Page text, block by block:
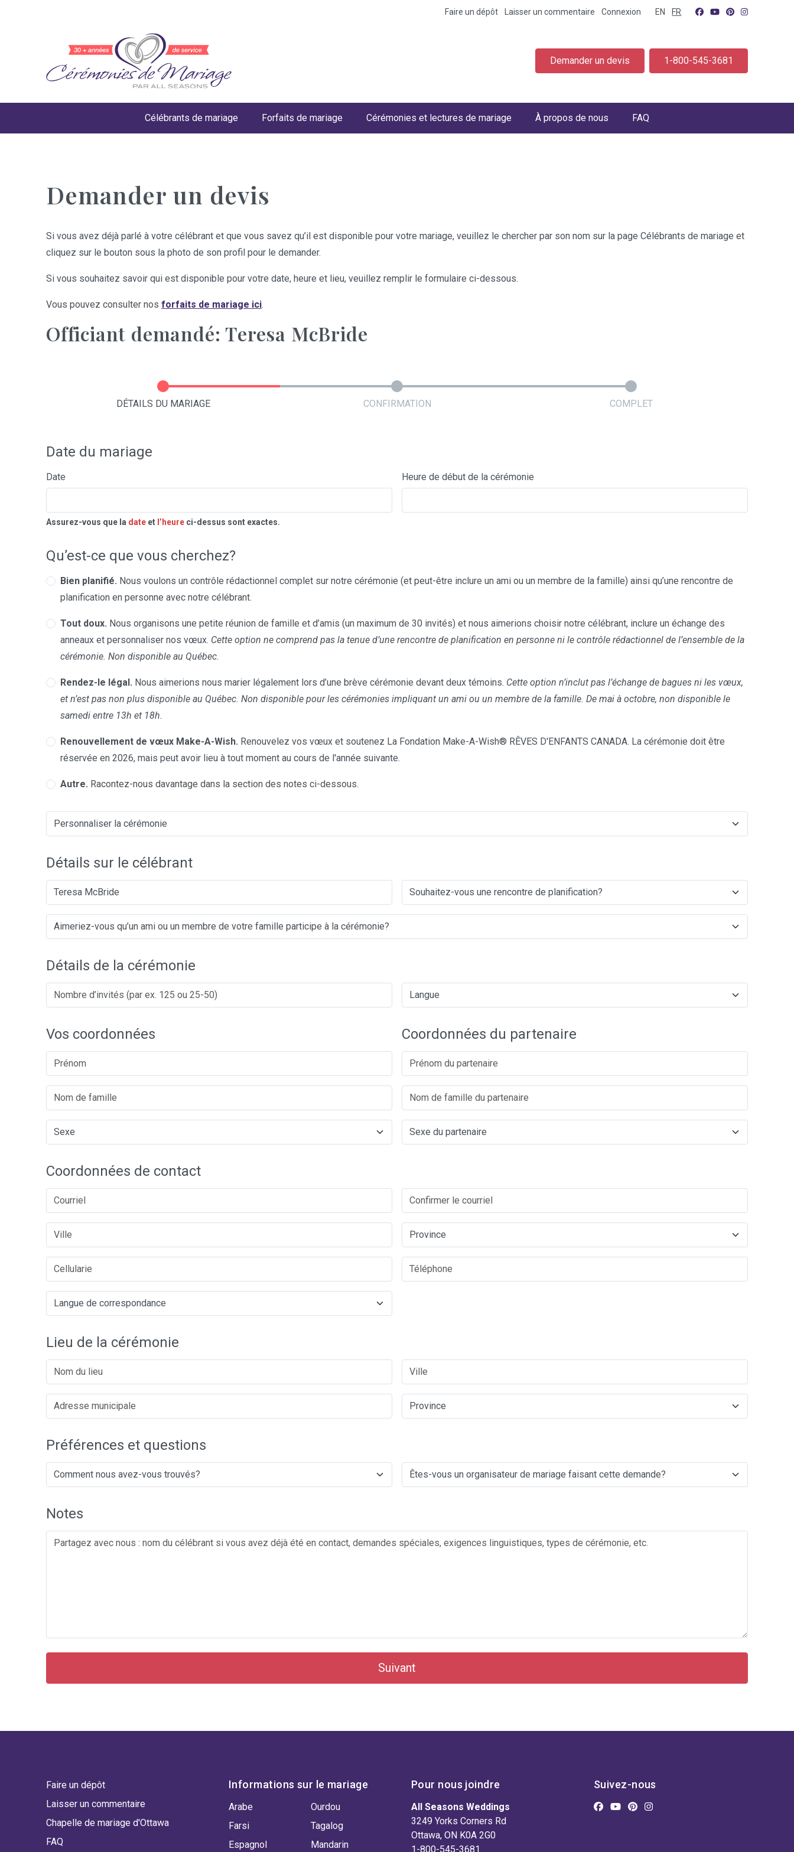
Faire un dépôt Laisser un commentaire Connexion EN FR
Demander un devis 1-800-545-3681
Célébrants de mariage Forfaits de mariage Cérémonies et lectures de mariage À propos de nous FAQ
Demander un devis
Si vous avez déjà parlé à votre célébrant et que vous savez qu’il est disponible pour votre mariage, veuillez le chercher par son nom sur la page Célébrants de mariage et
cliquez sur le bouton sous la photo de son profil pour le demander.
Si vous souhaitez savoir qui est disponible pour votre date, heure et lieu, veuillez remplir le formulaire ci-dessous.
Vous pouvez consulter nos forfaits de mariage ici.
Officiant demandé: Teresa McBride
DÉTAILS DU MARIAGE CONFIRMATION COMPLET
Date du mariage
Date Heure de début de la cérémonie
Assurez-vous que la date et l’heure ci-dessus sont exactes.
Qu’est-ce que vous cherchez?
Bien planifié. Nous voulons un contrôle rédactionnel complet sur notre cérémonie (et peut-être inclure un ami ou un membre de la famille) ainsi qu’une rencontre de
planification en personne avec notre célébrant.
Tout doux. Nous organisons une petite réunion de famille et d’amis (un maximum de 30 invités) et nous aimerions choisir notre célébrant, inclure un échange des
anneaux et personnaliser nos vœux. Cette option ne comprend pas la tenue d’une rencontre de planification en personne ni le contrôle rédactionnel de l’ensemble de la
cérémonie. Non disponible au Québec.
Rendez-le légal. Nous aimerions nous marier légalement lors d’une brève cérémonie devant deux témoins. Cette option n’inclut pas l’échange de bagues ni les vœux,
et n’est pas non plus disponible au Québec. Non disponible pour les cérémonies impliquant un ami ou un membre de la famille. De mai à octobre, non disponible le
samedi entre 13h et 18h.
Renouvellement de vœux Make-A-Wish. Renouvelez vos vœux et soutenez La Fondation Make-A-Wish® RÊVES D'ENFANTS CANADA. La cérémonie doit être
réservée en 2026, mais peut avoir lieu à tout moment au cours de l'année suivante.
Autre. Racontez-nous davantage dans la section des notes ci-dessous.
Détails sur le célébrant
Teresa McBride
Détails de la cérémonie
Vos coordonnées Coordonnées du partenaire
Coordonnées de contact
Lieu de la cérémonie
Préférences et questions
Notes
Suivant
Faire un dépôt
Laisser un commentaire
Chapelle de mariage d'Ottawa
FAQ
Informations sur le mariage
Arabe
Farsi
Espagnol
Ourdou
Tagalog
Mandarin
Pour nous joindre
All Seasons Weddings
3249 Yorks Corners Rd
Ottawa, ON K0A 2G0
1-800-545-3681
Suivez-nous